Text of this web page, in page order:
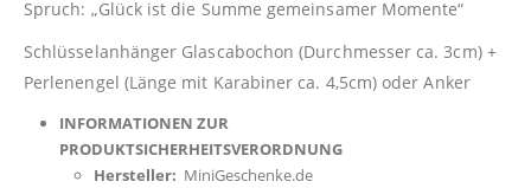
Spruch: „Glück ist die Summe gemeinsamer Momente“
Schlüsselanhänger Glascabochon (Durchmesser ca. 3cm) +
Perlenengel (Länge mit Karabiner ca. 4,5cm) oder Anker
INFORMATIONEN ZUR
PRODUKTSICHERHEITSVERORDNUNG
Hersteller: MiniGeschenke.de